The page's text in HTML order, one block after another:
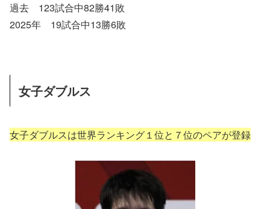
過去 123試合中82勝41敗
2025年 19試合中13勝6敗
女子ダブルス
女子ダブルスは世界ランキング１位と７位のペアが登録